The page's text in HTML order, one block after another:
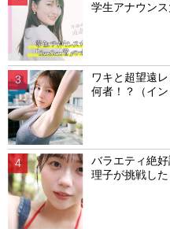
学生アナウン
ワキと超望遠
何者！？（イン
バラエティ絶
理子が挑戦し